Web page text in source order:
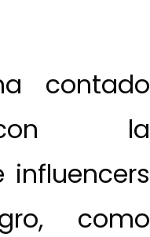
contado
la
como